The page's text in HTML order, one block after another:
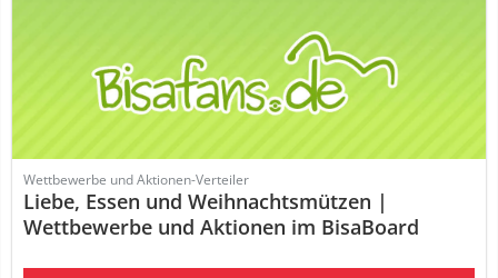
Wettbewerbe und Aktionen-Verteiler
Liebe, Essen und Weihnachtsmützen |
Wettbewerbe und Aktionen im BisaBoard